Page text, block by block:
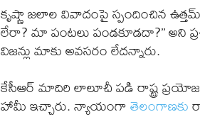
కృష్ణా జలాల వివాదంపై స్పందించిన
లేరా? మా పంటలు పండకూడదా?’’ అని
విజన్లు మాకు అవసరం లేదన్నారు.
కేసీఆర్ మాదిరి లాలూచీ పడి రాష్ట్ర
హామీ ఇచ్చారు. న్యాయంగాతెలంగాణకు